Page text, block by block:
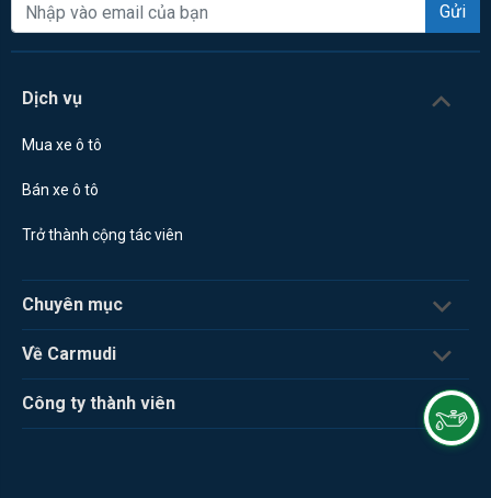
Gửi
Dịch vụ
Mua xe ô tô
Bán xe ô tô
Trở thành cộng tác viên
Chuyên mục
Về Carmudi
Công ty thành viên